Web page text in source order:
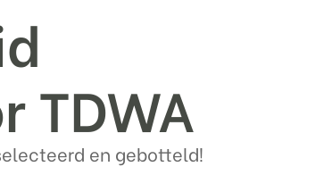
TDWA
en gebotteld!